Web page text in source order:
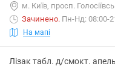
м. Київ, просп.
Зачинено. Пн-Нд: 08:00-
На мапі
Лізак табл. д/смокт.